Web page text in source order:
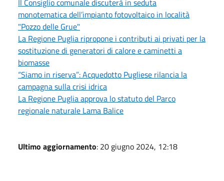
monotematica dell’impianto fotovoltaico in località
"Pozzo delle Grue"
La Regione Puglia ripropone i contributi ai privati per la
sostituzione di generatori di calore e caminetti a
biomasse
“Siamo in riserva”: Acquedotto Pugliese rilancia la
campagna sulla crisi idrica
La Regione Puglia approva lo statuto del Parco
regionale naturale Lama Balice
Ultimo aggiornamento: 20 giugno 2024, 12:18